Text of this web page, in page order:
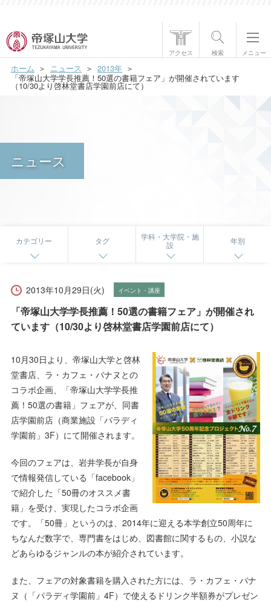
アクセス 検索 メニュー
帝塚山大学について
学部・大学院
研究・社会貢献
保護者の方へ 卒業生の方へ
English 資料請求 お問い合わせ
ホーム ニュース
2013年
「帝塚山大学学長推薦！50選の書籍フェア」が開催されています
（10/30より啓林堂書店学園前店にて）
ニュース
カテゴリー タグ
学科・大学院・施
設
年別
2013年10月29日(火) イベント・講座
「帝塚山大学学長推薦！50選の書籍フェア」が開催され
ています（10/30より啓林堂書店学園前店にて）
10月30日より、帝塚山大学と啓林
堂書店、ラ・カフェ・バナヌとの
コラボ企画、「帝塚山大学学長推
薦！50選の書籍」フェアが、同書
店学園前店（商業施設「パラディ
学園前」3F）にて開催されます。
今回のフェアは、岩井学長が自身
で情報発信している「facebook」
で紹介した「50冊のオススメ書
籍」を受け、実現したコラボ企画
です。「50冊」というのは、2014年に迎える本学創立50周年に
ちなんだ数字で、専門書をはじめ、図書館に関するもの、小説な
どあらゆるジャンルの本が紹介されています。
また、フェアの対象書籍を購入された方には、ラ・カフェ・バナ
ヌ（「パラディ学園前」4F）で使えるドリンク半額券がプレゼン